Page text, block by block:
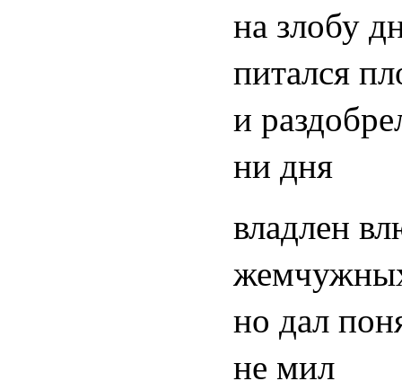
на злобу
питался
и
ни дня
владлен
но дал
не мил